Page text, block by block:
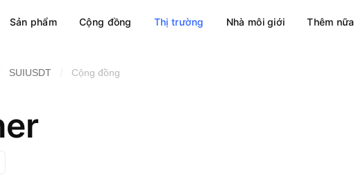
Sản phẩm Cộng đồng Thị trường Nhà môi giới Thêm nữa
SUIUSDT Cộng đồng